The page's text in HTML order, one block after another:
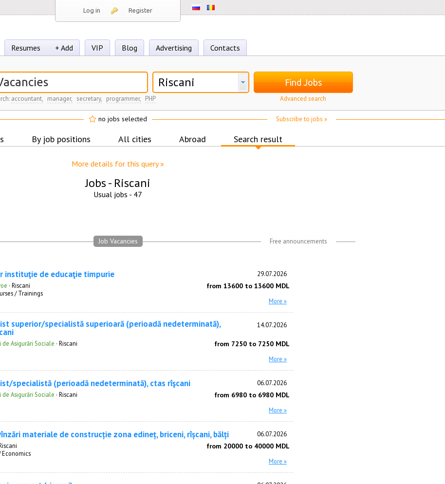
Log in Register
Resumes + Add VIP Blog Advertising Contacts
Riscani Find Jobs
accountant, manager, secretary, programmer, PHP Advanced search
Subscribe to jobs »
no jobs selected
By job positions All cities Abroad Search result
More details for this query »
Jobs - Riscani
Usual jobs - 47
Free announcements
Job Vacancies
instituţie de educaţie timpurie 29.07.2026
· Riscani from 13600 to 13600 MDL
/ Trainings
More »
superior/specialistă superioară (perioadă nedeterminată), 14.07.2026
de Asigurări Sociale · Riscani from 7250 to 7250 MDL
More »
specialistă (perioadă nedeterminată), ctas rîşcani 06.07.2026
de Asigurări Sociale · Riscani from 6980 to 6980 MDL
More »
materiale de construcție zona edineț, briceni, rîșcani, bălți 06.07.2026
from 20000 to 40000 MDL
More »